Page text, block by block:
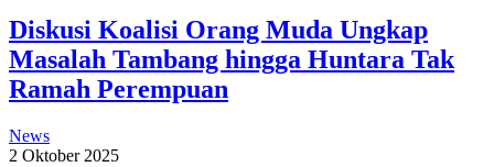
Diskusi Koalisi Orang Muda Ungkap
Masalah Tambang hingga Huntara Tak
Ramah Perempuan
News
2 Oktober 2025